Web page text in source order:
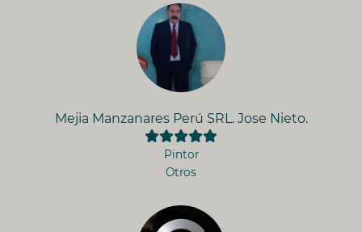
Mejia Manzanares Perú SRL. Jose Nieto.
Pintor
Otros